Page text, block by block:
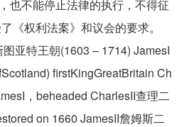
也不能停止法律的执行，不得征
《权利法案》和议会的要求。
亚特王朝(1603 – 1714) JamesI
firstKingGreatBritain Ch
，beheaded CharlesII查理二
on 1660 JamesII詹姆斯二